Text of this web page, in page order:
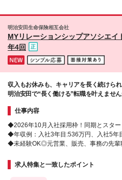
回） 【北海道】月
与年2回） (*)就業先＋当社評価により＋α手当を付与
23.5万円にUP！
収24万円にUP！ ☆研修期間中（3日間／所定労働時
都・神奈川県・埼
県】日給7980円 【
円 【福岡県】日
なります
戸市など 京都府
辺がメイン 福岡県
橋・OBPエリア 【本社】 東京都千代田区有楽町1-13-
明治安田生命保険相互会社
MYリレーションシップアソシエ
年4回
収入もお休みも、キャリアを長く続けられ
明治安田で“長く働ける”転職を叶えませ
仕事内容
◆2026年10月入社採用枠！同期とスター
◆年収例：入社3年目:536万円、入社5年
◆未経験OK◎元営業、販売、事務の先輩
求人特集と一致したポイント